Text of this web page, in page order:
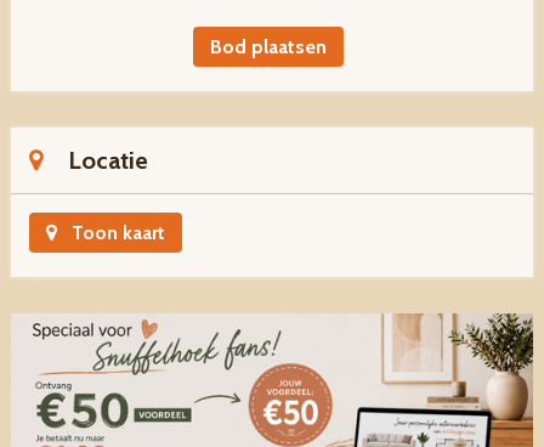
Bod plaatsen
Locatie
Toon kaart